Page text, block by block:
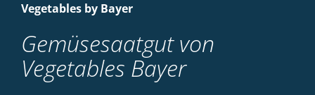
Vegetables by Bayer
Gemüsesaatgut von
Vegetables Bayer